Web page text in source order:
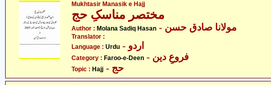
Mukhtasir Manasik e Hajj
مختصر مناسکِ حج
Author : Molana Sadiq Hasan - مولانا صادق حسن
Translator :
Language : Urdu - اردو
Category : Faroo-e-Deen - فروعِ دین
Topic : Hajj - حج